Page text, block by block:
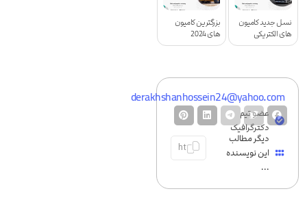
نسل جدید کامیون
های الکتریکی
بزرگترین کامیون
های 2024
derakhshanhossein24@yahoo.com
عضو تیم
دکترگرافیک
دیگر مطالب
این نویسنده
...